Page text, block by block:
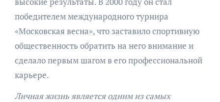
победителем международного турнира
«Московская весна», что заставило спортивную
общественность обратить на него внимание и
сделало первым шагом в его профессиональной
карьере.
Личная жизнь является одним из самых